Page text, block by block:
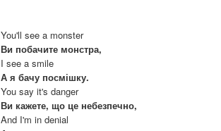
You'll see a monster
Ви побачите монстра,
I see a smile
А я бачу посмішку.
You say it's danger
Ви кажете, що це небезпечно,
And I'm in denial